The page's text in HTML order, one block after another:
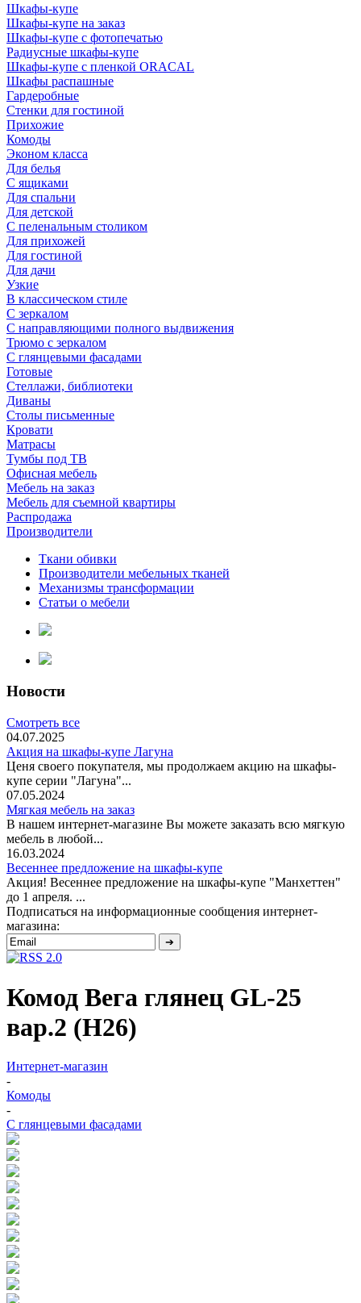
Шкафы-купе
Шкафы-купе на заказ
Шкафы-купе с фотопечатью
Радиусные шкафы-купе
Шкафы-купе с пленкой ORACAL
Шкафы распашные
Гардеробные
Стенки для гостиной
Прихожие
Комоды
Эконом класса
Для белья
С ящиками
Для спальни
Для детской
С пеленальным столиком
Для прихожей
Для гостиной
Для дачи
Узкие
В классическом стиле
С зеркалом
С направляющими полного выдвижения
Трюмо с зеркалом
С глянцевыми фасадами
Готовые
Стеллажи, библиотеки
Диваны
Столы письменные
Кровати
Матрасы
Тумбы под ТВ
Офисная мебель
Мебель на заказ
Мебель для съемной квартиры
Распродажа
Производители
Ткани обивки
Производители мебельных тканей
Механизмы трансформации
Статьи о мебели
Новости
Смотреть все
04.07.2025
Акция на шкафы-купе Лагуна
Ценя своего покупателя, мы продолжаем акцию на шкафы-
купе серии "Лагуна"...
07.05.2024
Мягкая мебель на заказ
В нашем интернет-магазине Вы можете заказать всю мягкую
мебель в любой...
16.03.2024
Весеннее предложение на шкафы-купе
Акция! Весеннее предложение на шкафы-купе "Манхеттен"
до 1 апреля. ...
Подписаться на информационные сообщения интернет-
магазина:
Комод Вега глянец GL-25
вар.2 (Н26)
Интернет-магазин
-
Комоды
-
С глянцевыми фасадами